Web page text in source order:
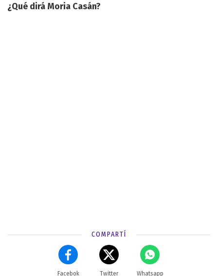
¿Qué dirá Moria Casán?
COMPARTÍ
Facebok Twitter Whatsapp